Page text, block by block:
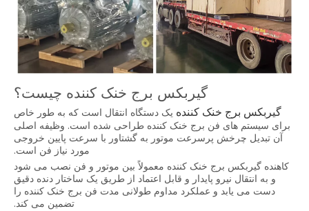
گیربکس برج خنک کننده چیست؟
گیربکس برج خنک کننده یک دستگاه انتقال است که به طور خاص
برای سیستم های فن برج خنک کننده طراحی شده است. وظیفه اصلی
آن تبدیل چرخش پرسرعت موتور به گشتاور با سرعت پایین خروجی
مورد نیاز فن است.
کاهنده گیربکس برج خنک کننده معمولاً بین موتور و فن نصب می شود
و به انتقال نیرو پایدار و قابل اعتماد از طریق یک ساختار دنده دقیق
دست می یابد و عملکرد مداوم طولانی مدت فن برج خنک کننده را
تضمین می کند.